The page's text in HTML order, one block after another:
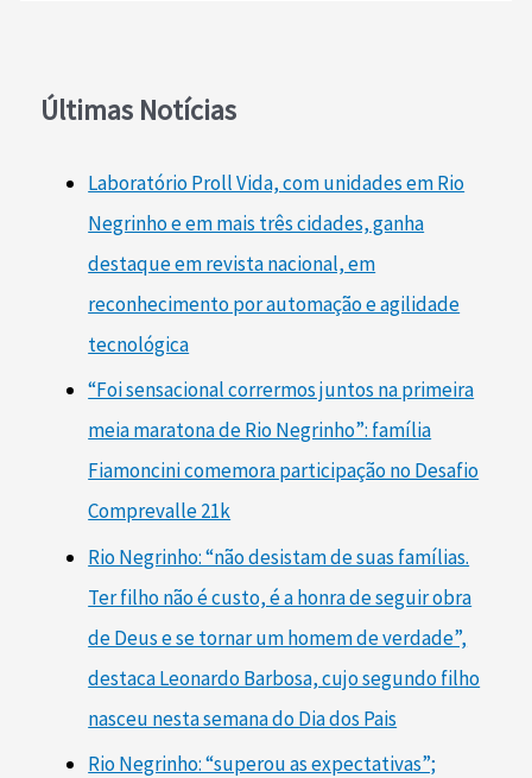
Últimas Notícias
Laboratório Proll Vida, com unidades em Rio
Negrinho e em mais três cidades, ganha
destaque em revista nacional, em
reconhecimento por automação e agilidade
tecnológica
“Foi sensacional corrermos juntos na primeira
meia maratona de Rio Negrinho”: família
Fiamoncini comemora participação no Desafio
Comprevalle 21k
Rio Negrinho: “não desistam de suas famílias.
Ter filho não é custo, é a honra de seguir obra
de Deus e se tornar um homem de verdade”,
destaca Leonardo Barbosa, cujo segundo filho
nasceu nesta semana do Dia dos Pais
Rio Negrinho: “superou as expectativas”;